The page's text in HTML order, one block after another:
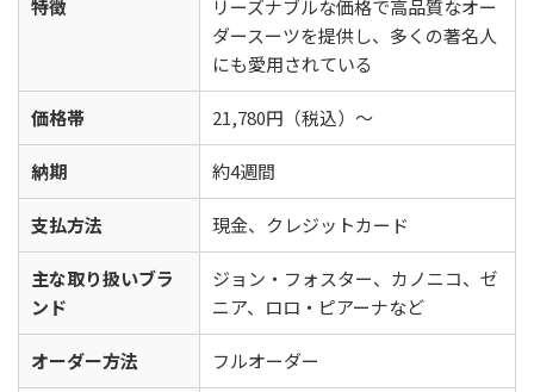
特徴
リーズナブルな価格で高品質なオー
ダースーツを提供し、多くの著名人
にも愛用されている
価格帯 21,780円（税込）〜
納期 約4週間
支払方法 現金、クレジットカード
主な取り扱いブラ
ンド
ジョン・フォスター、カノニコ、ゼ
ニア、ロロ・ピアーナなど
オーダー方法 フルオーダー